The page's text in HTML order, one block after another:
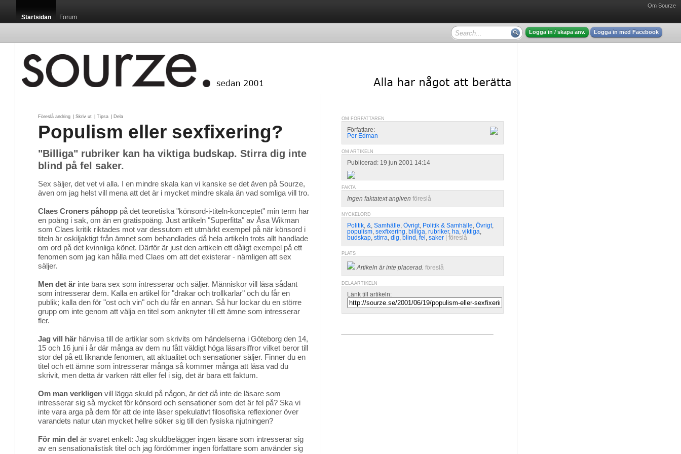
Om Sourze
Startsidan Forum
Logga in / skapa anv. Logga in med Facebook
Föreslå ändring Skriv ut Tipsa Dela
Populism eller sexfixering?
"Billiga" rubriker kan ha viktiga budskap. Stirra dig inte
blind på fel saker.
Sex säljer, det vet vi alla. I en mindre skala kan vi kanske se det även på Sourze,
även om jag helst vill mena att det är i mycket mindre skala än vad somliga vill tro.
Claes Croners påhopp på det teoretiska "könsord-i-titeln-konceptet" min term har
en poäng i sak, om än en gratispoäng. Just artikeln "Superfitta" av Åsa Wikman
som Claes kritik riktades mot var dessutom ett utmärkt exempel på när könsord i
titeln är oskiljaktigt från ämnet som behandlades då hela artikeln trots allt handlade
om ord på det kvinnliga könet. Därför är just den artikeln ett dåligt exempel på ett
fenomen som jag kan hålla med Claes om att det existerar - nämligen att sex
säljer.
Men det är inte bara sex som intresserar och säljer. Människor vill läsa sådant
som intresserar dem. Kalla en artikel för "drakar och trollkarlar" och du får en
publik; kalla den för "ost och vin" och du får en annan. Så hur lockar du en större
grupp om inte genom att välja en titel som anknyter till ett ämne som intresserar
fler.
Jag vill här hänvisa till de artiklar som skrivits om händelserna i Göteborg den 14,
15 och 16 juni i år där många av dem nu fått väldigt höga läsarsiffror vilket beror till
stor del på ett liknande fenomen, att aktualitet och sensationer säljer. Finner du en
titel och ett ämne som intresserar många så kommer många att läsa vad du
skrivit, men detta är varken rätt eller fel i sig, det är bara ett faktum.
Om man verkligen vill lägga skuld på någon, är det då inte de läsare som
intresserar sig så mycket för könsord och sensationer som det är fel på? Ska vi
inte vara arga på dem för att de inte läser spekulativt filosofiska reflexioner över
varandets natur utan mycket hellre söker sig till den fysiska njutningen?
För min del är svaret enkelt: Jag skuldbelägger ingen läsare som intresserar sig
av en sensationalistisk titel och jag fördömmer ingen författare som använder sig
OM FÖRFATTAREN
Författare:
Per Edman
OM ARTIKELN
Publicerad: 19 jun 2001 14:14
FAKTA
Ingen faktatext angiven föreslå
NYCKELORD
Politik, &, Samhälle, Övrigt, Politik & Samhälle, Övrigt,
populism, sexfixering, billiga, rubriker, ha, viktiga,
budskap, stirra, dig, blind , fel , saker föreslå
PLATS
Artikeln är inte placerad. föreslå
DELA ARTIKELN
Länk till artikeln: